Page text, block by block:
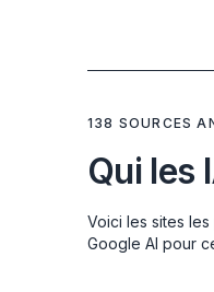
138 SOURCES
Qui les
Voici les sites
Google AI pour